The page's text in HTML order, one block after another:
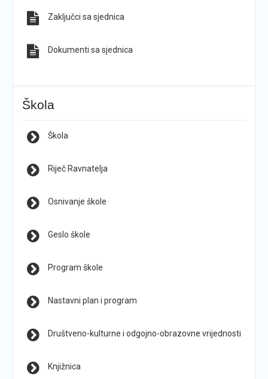
Zaključci sa sjednica
Dokumenti sa sjednica
Škola
Škola
Riječ Ravnatelja
Osnivanje škole
Geslo škole
Program škole
Nastavni plan i program
Društveno-kulturne i odgojno-obrazovne vrijednosti
Knjižnica